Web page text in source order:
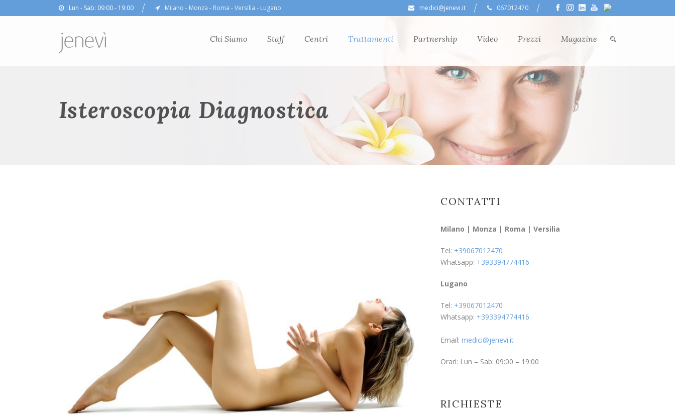
Lun - Sab: 09:00 - 19:00 Milano - Monza - Roma -Versilia - Lugano medici@jenevi.it 067012470
Chi Siamo Staff Centri Trattamenti Partnership Video Prezzi Magazine
Isteroscopia Diagnostica
CONTATTI
Milano | Monza | Roma | Versilia
Tel: +39067012470
Whatsapp: +393394774416
Lugano
Tel: +39067012470
Whatsapp: +393394774416
Email: medici@jenevi.it
Orari: Lun – Sab: 09:00 – 19:00
RICHIESTE